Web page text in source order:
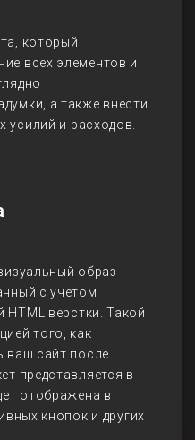
который
всех элементов и
а также внести
усилий и расходов.
образ
с учетом
HTML верстки. Такой
того, как
ваш сайт после
представляется в
отображена в
кнопок и других